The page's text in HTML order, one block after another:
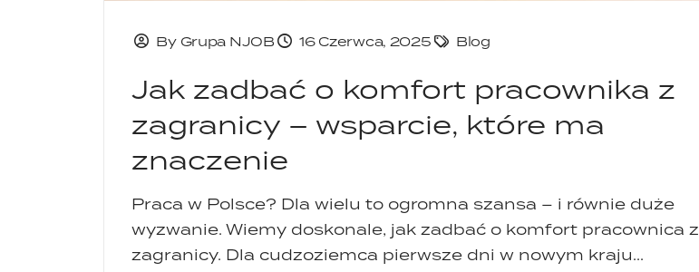
By Grupa NJOB 16 Czerwca, 2025 Blog
Jak zadbać o komfort pracownika z
zagranicy – wsparcie, które ma
znaczenie
Praca w Polsce? Dla wielu to ogromna szansa – i równie duże
wyzwanie. Wiemy doskonale, jak zadbać o komfort pracownica z
zagranicy. Dla cudzoziemca pierwsze dni w nowym kraju...